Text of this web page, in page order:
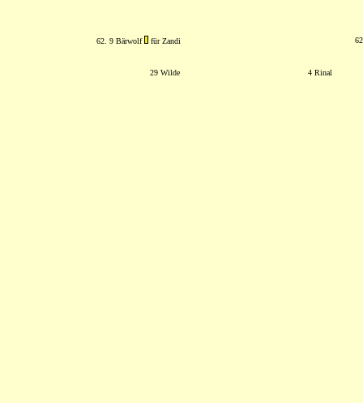
62. 9 Bärwolf für Zandi
29 Wilde 4 Rinal